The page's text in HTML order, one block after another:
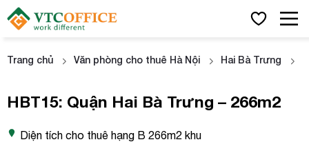
Trang chủ Văn phòng cho thuê Hà Nội Hai Bà Trưng
HBT15: Quận Hai Bà Trưng – 266m2
Diện tích cho thuê hạng B 266m2 khu